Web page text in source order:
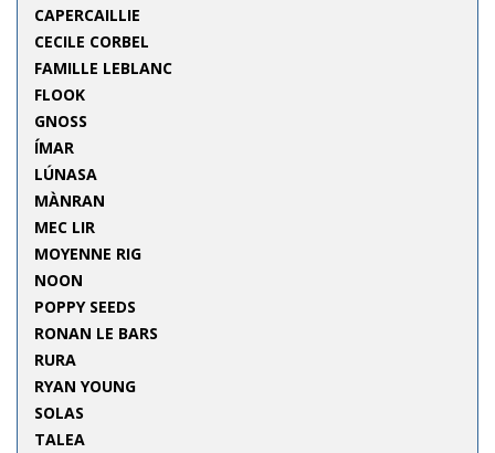
CAPERCAILLIE
CECILE CORBEL
FAMILLE LEBLANC
FLOOK
GNOSS
ÍMAR
LÚNASA
MÀNRAN
MEC LIR
MOYENNE RIG
NOON
POPPY SEEDS
RONAN LE BARS
RURA
RYAN YOUNG
SOLAS
TALEA